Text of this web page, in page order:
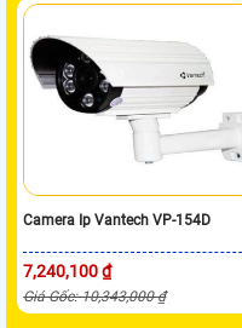
Camera Ip Vantech VP-154D
7,240,100 ₫
Giá Gốc: 10,343,000 ₫